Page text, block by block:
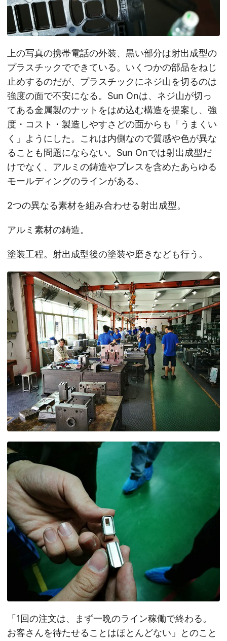
上の写真の携帯電話の外装、黒い部分は射出成型の
プラスチックでできている。いくつかの部品をねじ
止めするのだが、プラスチックにネジ山を切るのは
強度の面で不安になる。Sun Onは、ネジ山が切っ
てある金属製のナットをはめ込む構造を提案し、強
度・コスト・製造しやすさどの面からも「うまくい
く」ようにした。これは内側なので質感や色が異な
ることも問題にならない。Sun Onでは射出成型だ
けでなく、アルミの鋳造やプレスを含めたあらゆる
モールディングのラインがある。
2つの異なる素材を組み合わせる射出成型。
アルミ素材の鋳造。
塗装工程。射出成型後の塗装や磨きなども行う。
「1回の注文は、まず一晩のライン稼働で終わる。
お客さんを待たせることはほとんどない」とのこと